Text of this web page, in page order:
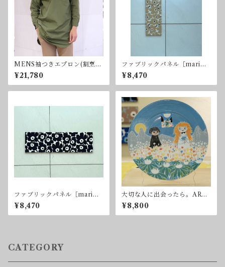
MENS袖つきエプロン(割烹
着)
¥21,780
ファブリックパネル［marime
kko,mimi unikko（ウニッ
コ）/ケシの花］ベージュ×ネイ
ビー
¥8,470
ファブリックパネル［marime
kko,mimi unikko（ウニッ
コ）/ケシの花］ブラック＆ホ
ワイト
¥8,470
大切な人に出会ったら。ARA
BIA / MOOMIN SERVING
PLATE 30㎝ friendship
¥8,800
CATEGORY